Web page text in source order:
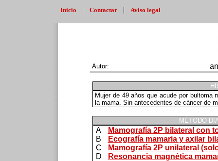
Inicio | Contactar | Aviso legal
Autor:
Mujer de 49 años que acude por bultoma
la mama. Sin antecedentes de cáncer de
MÉTODO
A
Mamografía 2P bilateral con
B
Ecografía mamaria y axilar
C
Mamografía 2P unilateral
D
Resonancia magnética